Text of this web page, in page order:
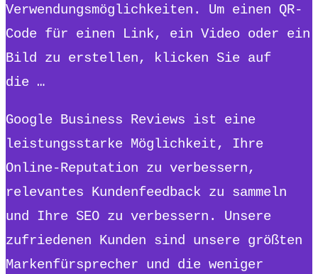
Verwendungsmöglichkeiten. Um einen QR-
Code für einen Link, ein Video oder ein
Bild zu erstellen, klicken Sie auf
die …
Google Business Reviews ist eine
leistungsstarke Möglichkeit, Ihre
Online-Reputation zu verbessern,
relevantes Kundenfeedback zu sammeln
und Ihre SEO zu verbessern. Unsere
zufriedenen Kunden sind unsere größten
Markenfürsprecher und die weniger